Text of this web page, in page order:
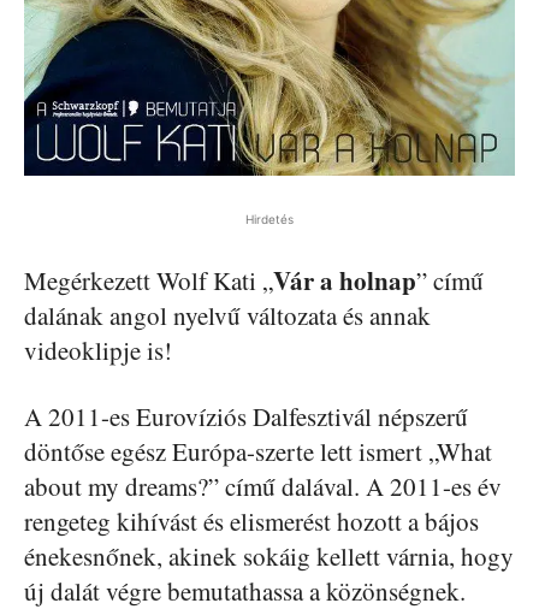
Hirdetés
Megérkezett Wolf Kati „Vár a holnap” című
dalának angol nyelvű változata és annak
videoklipje is!
A 2011-es Eurovíziós Dalfesztivál népszerű
döntőse egész Európa-szerte lett ismert „What
about my dreams?” című dalával. A 2011-es év
rengeteg kihívást és elismerést hozott a bájos
énekesnőnek, akinek sokáig kellett várnia, hogy
új dalát végre bemutathassa a közönségnek.